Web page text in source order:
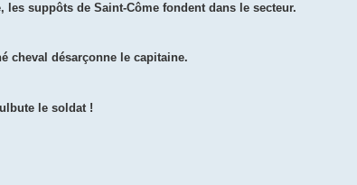
suppôts de Saint-Côme fondent dans le secteur.
cheval désarçonne le capitaine.
le soldat !